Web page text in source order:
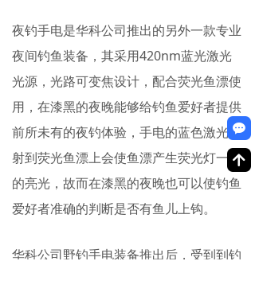
夜钓手电是华科公司推出的另外一款专业
夜间钓鱼装备，其采用420nm蓝光激光
光源，光路可变焦设计，配合荧光鱼漂使
用，在漆黑的夜晚能够给钓鱼爱好者提供
前所未有的夜钓体验，手电的蓝色激光投
射到荧光鱼漂上会使鱼漂产生荧光灯一样
的亮光，故而在漆黑的夜晚也可以使钓鱼
爱好者准确的判断是否有鱼儿上钩。
华科公司野钓手电装备推出后，受到到钓
끁
녕